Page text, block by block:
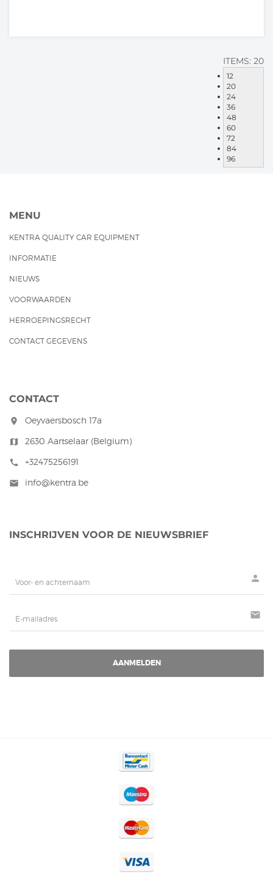
ITEMS: 20
12
20
24
36
48
60
72
84
96
MENU
KENTRA QUALITY CAR EQUIPMENT
INFORMATIE
NIEUWS
VOORWAARDEN
HERROEPINGSRECHT
CONTACT GEGEVENS
CONTACT
room Oeyvaersbosch 17a
map 2630 Aartselaar (Belgium)
call +32475256191
mail info@kentra.be
INSCHRIJVEN VOOR DE NIEUWSBRIEF
person
mail
AANMELDEN